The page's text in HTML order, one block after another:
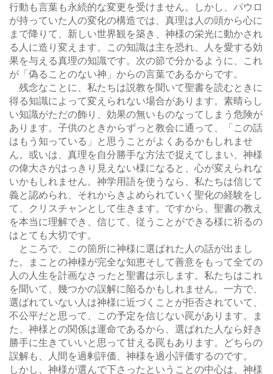
行動も言葉も永続的な変更を受けません。しかし、パウロ
が持っていた人の変化の構造では、真理は人の頭から心に
まで降りて、新しい世界観を築き、神様の栄光に動かされ
る人に造り変えます。この知識は主を恐れ、人を愛する効
果を与える真理の知識です。次の節で分かるように、これ
が「偽ることのない神」からの言葉であるからです。
残念なことに、私たちは説教を聞いて聖書を読むときに
得る知識によって変えられない場合があります。素晴らし
い知識がただの飾り、効果の無いものなってしまう危険が
あります。子供のときからずっと教会に通って、「この話
はもう知っている」と思うことがよくあるかもしれませ
ん。或いは、真理を自分勝手な方法で捉えてしまい、神様
の偉大さがはっきり見えない様になると、心が変えられな
いかもしれません。神学用語を使うなら、私たちは信じて
義と認められ、それからきよめられていく聖化の経験をし
て、クリスチャンとして生きます。ですから、聖書の教え
を本当に理解でき、信じて、従うことができる様に祈るの
はとても大切です。
ところで、この箇所に神様に選ばれた人の話が出まし
た。まことの神様が完全な知恵そして善意をもって全ての
人の人生を計画なさったと聖書は示します。私たちはこれ
を聞いて、幾つかの誤解に陥るかもしれません。一方で、
選ばれていない人は神様に近づくことが拒否されていて、
不公平だと思って、この予定を信じない罠があります。ま
た、神様との関係は運命であるから、選ばれた人なら好き
勝手に生きていいと思って甘える罠もあります。どちらの
誤解も、人間を過剰評価、神様を過小評価するのです。
しかし、神様が選んで下さったということの中心は、神様